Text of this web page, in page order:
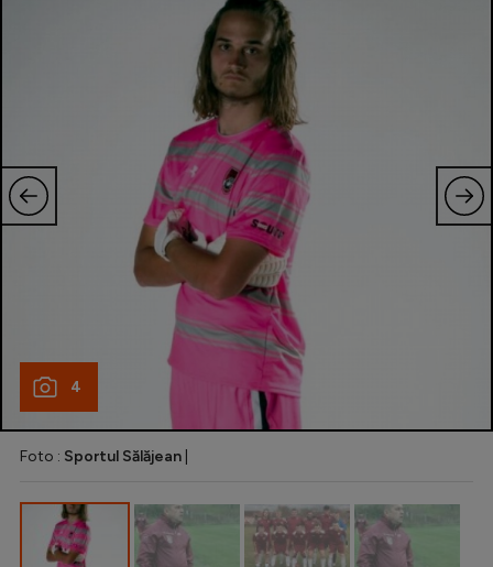
Stranieri
Clasamente
Tenis
Handbal
Natație
Formula 1
Gimnastică
Rugby
Alte sporturi
JO 2024
4
Foto : Sportul Sălăjean